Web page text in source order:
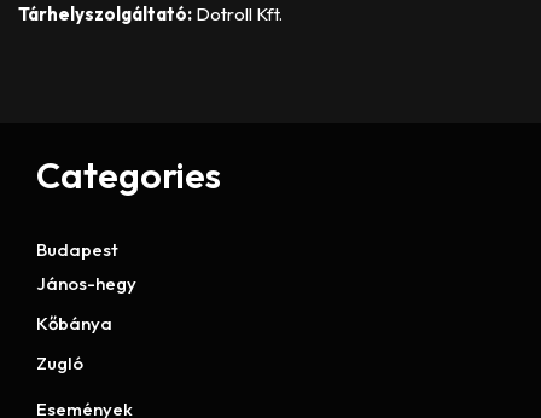
Tárhelyszolgáltató: Dotroll Kft.
Categories
Budapest
János-hegy
Kőbánya
Zugló
Események